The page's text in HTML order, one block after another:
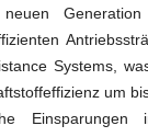
Systems,
um